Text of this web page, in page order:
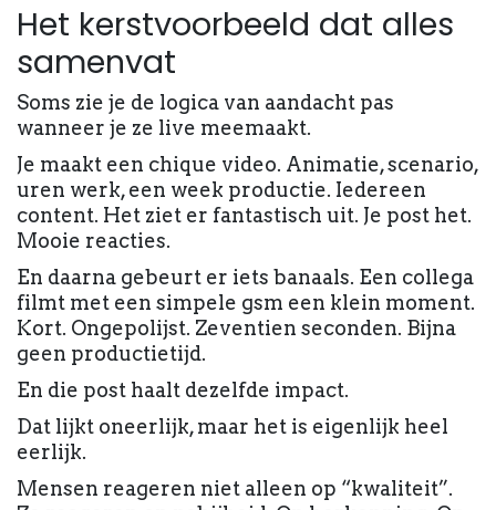
Het kerstvoorbeeld dat alles
samenvat
Soms zie je de logica van aandacht pas
wanneer je ze live meemaakt.
Je maakt een chique video. Animatie, scenario,
uren werk, een week productie. Iedereen
content. Het ziet er fantastisch uit. Je post het.
Mooie reacties.
En daarna gebeurt er iets banaals. Een collega
filmt met een simpele gsm een klein moment.
Kort. Ongepolijst. Zeventien seconden. Bijna
geen productietijd.
En die post haalt dezelfde impact.
Dat lijkt oneerlijk, maar het is eigenlijk heel
eerlijk.
Mensen reageren niet alleen op “kwaliteit”.